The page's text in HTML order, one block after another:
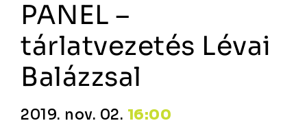
PANEL –
tárlatvezetés Lévai
Balázzsal
2019. nov. 02. 16:00